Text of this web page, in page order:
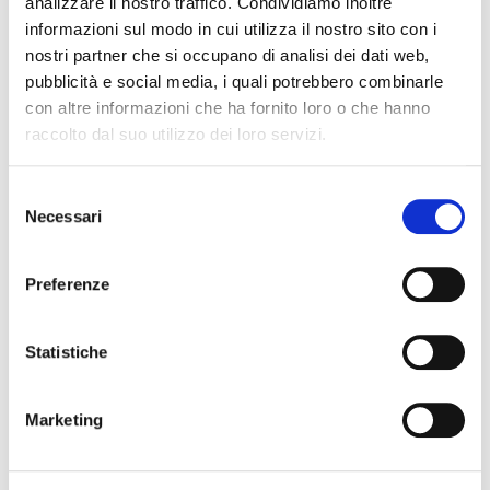
informazioni sul modo in cui utilizza il nostro sito con i
nostri partner che si occupano di analisi dei dati web,
pubblicità e social media, i quali potrebbero combinarle
con altre informazioni che ha fornito loro o che hanno
raccolto dal suo utilizzo dei loro servizi.
delNecessari
Preferenze
Statistiche
Marketing
ATTIVITÀ AGONISTICA - GAN
Le date del programma formativo del Gruppo Agonistico